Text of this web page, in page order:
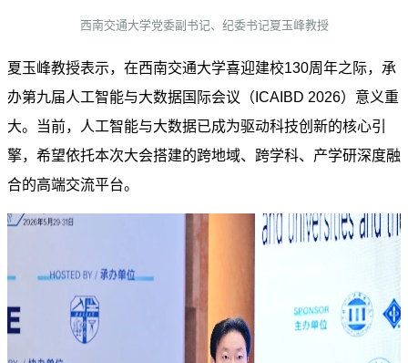
西南交通大学党委副书记、纪委书记夏玉峰教授
夏玉峰教授表示，在西南交通大学喜迎建校130周年之际，承
办第九届人工智能与大数据国际会议（ICAIBD 2026）意义重
大。当前，人工智能与大数据已成为驱动科技创新的核心引
擎，希望依托本次大会搭建的跨地域、跨学科、产学研深度融
合的高端交流平台。